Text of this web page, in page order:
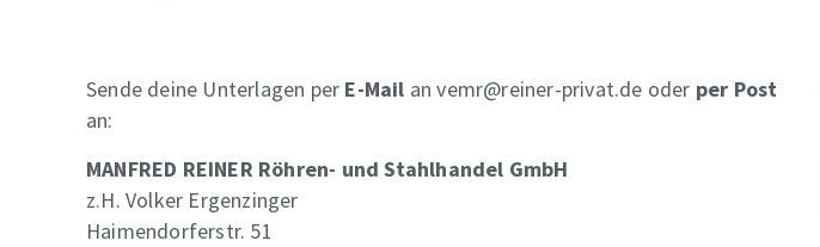
Sende deine Unterlagen per E-Mail an vemr@reiner-privat.de oder per Post
an:
MANFRED REINER Röhren- und Stahlhandel GmbH
z.H. Volker Ergenzinger
Haimendorferstr. 51